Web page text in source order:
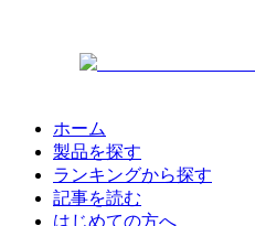
ホーム
製品を探す
ランキングから探す
記事を読む
はじめての方へ